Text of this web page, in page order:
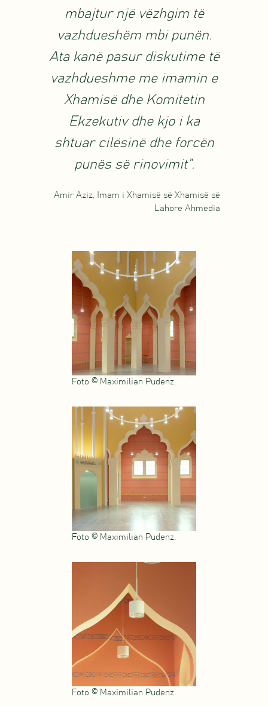
mbajtur një vëzhgim të
vazhdueshëm mbi punën.
Ata kanë pasur diskutime të
vazhdueshme me imamin e
Xhamisë dhe Komitetin
Ekzekutiv dhe kjo i ka
shtuar cilësinë dhe forcën
punës së rinovimit”.
Amir Aziz, Imam i Xhamisë së Xhamisë së
Lahore Ahmedia
Foto © Maximilian Pudenz.
Foto © Maximilian Pudenz.
Foto © Maximilian Pudenz.